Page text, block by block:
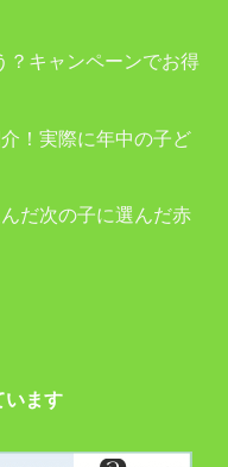
？キャンペーンでお得
！実際に年中の子ど
だ次の子に選んだ赤
います